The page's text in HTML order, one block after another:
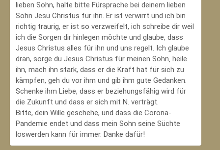
lieben Sohn, halte bitte Fürsprache bei deinem lieben
Sohn Jesu Christus für ihn. Er ist verwirrt und ich bin
richtig traurig, er ist so verzweifelt, ich schreibe dir weil
ich die Sorgen dir hinlegen möchte und glaube, dass
Jesus Christus alles für ihn und uns regelt. Ich glaube
dran, sorge du Jesus Christus für meinen Sohn‚ heile
ihn, mach ihn stark, dass er die Kraft hat für sich zu
kämpfen, geh du vor ihm und gib ihm gute Gedanken.
Schenke ihm Liebe, dass er beziehungsfähig wird für
die Zukunft und dass er sich mit N. verträgt.
Bitte, dein Wille geschehe, und dass die Corona-
Pandemie endet und dass mein Sohn seine Süchte
loswerden kann für immer. Danke dafür!